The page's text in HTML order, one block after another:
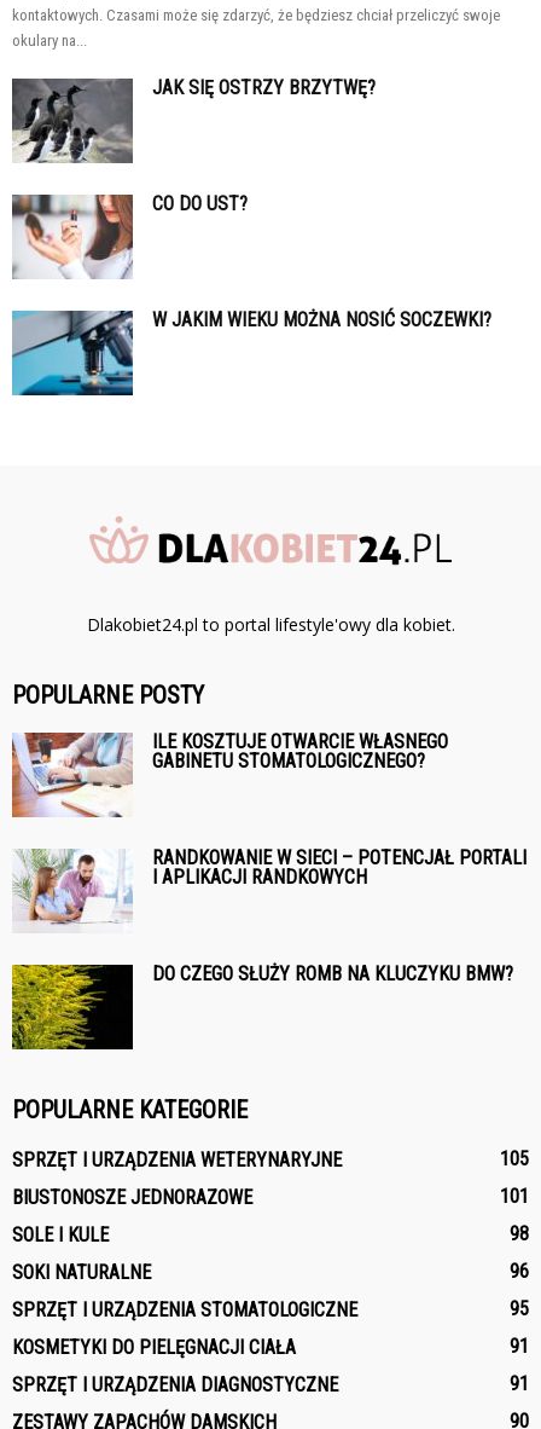
kontaktowych. Czasami może się zdarzyć, że będziesz chciał przeliczyć swoje
okulary na...
JAK SIĘ OSTRZY BRZYTWĘ?
CO DO UST?
W JAKIM WIEKU MOŻNA NOSIĆ SOCZEWKI?
Dlakobiet24.pl to portal lifestyle'owy dla kobiet.
POPULARNE POSTY
ILE KOSZTUJE OTWARCIE WŁASNEGO
GABINETU STOMATOLOGICZNEGO?
RANDKOWANIE W SIECI – POTENCJAŁ PORTALI
I APLIKACJI RANDKOWYCH
DO CZEGO SŁUŻY ROMB NA KLUCZYKU BMW?
POPULARNE KATEGORIE
SPRZĘT I URZĄDZENIA WETERYNARYJNE
105
BIUSTONOSZE JEDNORAZOWE
101
SOLE I KULE
98
SOKI NATURALNE
96
SPRZĘT I URZĄDZENIA STOMATOLOGICZNE
95
KOSMETYKI DO PIELĘGNACJI CIAŁA
91
SPRZĘT I URZĄDZENIA DIAGNOSTYCZNE
91
ZESTAWY ZAPACHÓW DAMSKICH
90